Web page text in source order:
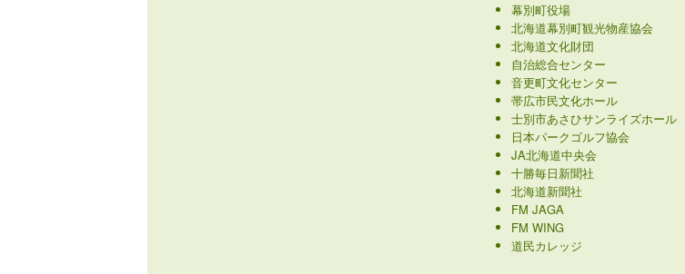
幕別町役場
北海道幕別町観光物産協会
北海道文化財団
自治総合センター
音更町文化センター
帯広市民文化ホール
士別市あさひサンライズホール
日本パークゴルフ協会
JA北海道中央会
十勝毎日新聞社
北海道新聞社
FM JAGA
FM WING
道民カレッジ